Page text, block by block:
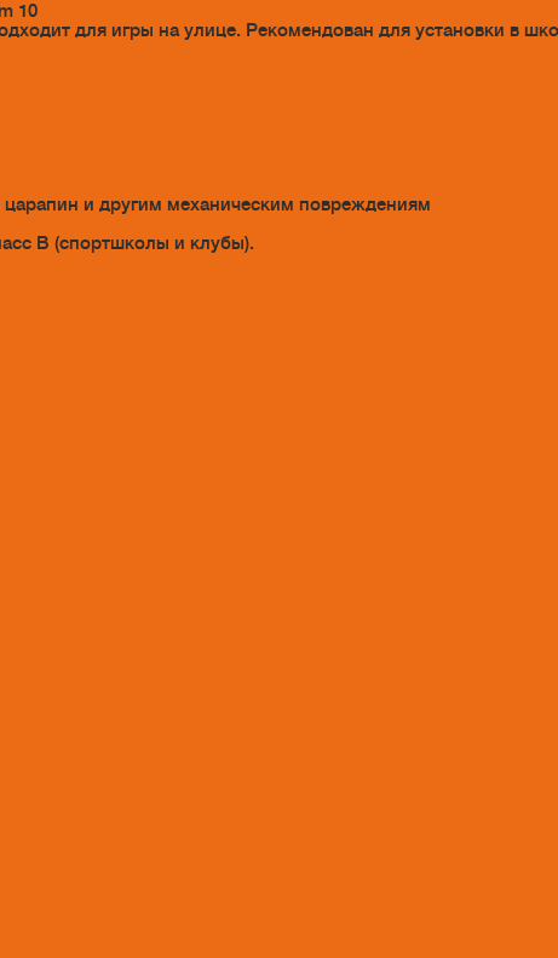
10
для игры на улице. Рекомендован для установки в
и другим механическим повреждениям
B (спортшколы и клубы).